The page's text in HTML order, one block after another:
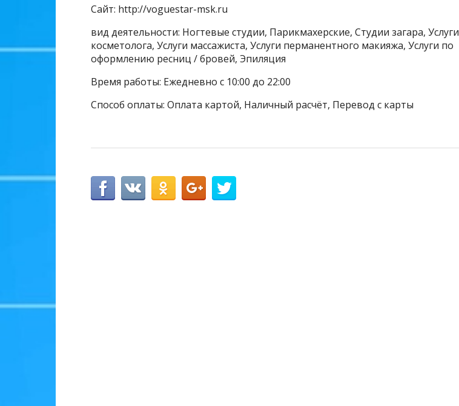
Сайт: http://voguestar-msk.ru
вид деятельности: Ногтевые студии, Парикмахерские, Студии загара, Услуги
косметолога, Услуги массажиста, Услуги перманентного макияжа, Услуги по
оформлению ресниц / бровей, Эпиляция
Время работы: Ежедневно с 10:00 до 22:00
Способ оплаты: Оплата картой, Наличный расчёт, Перевод с карты